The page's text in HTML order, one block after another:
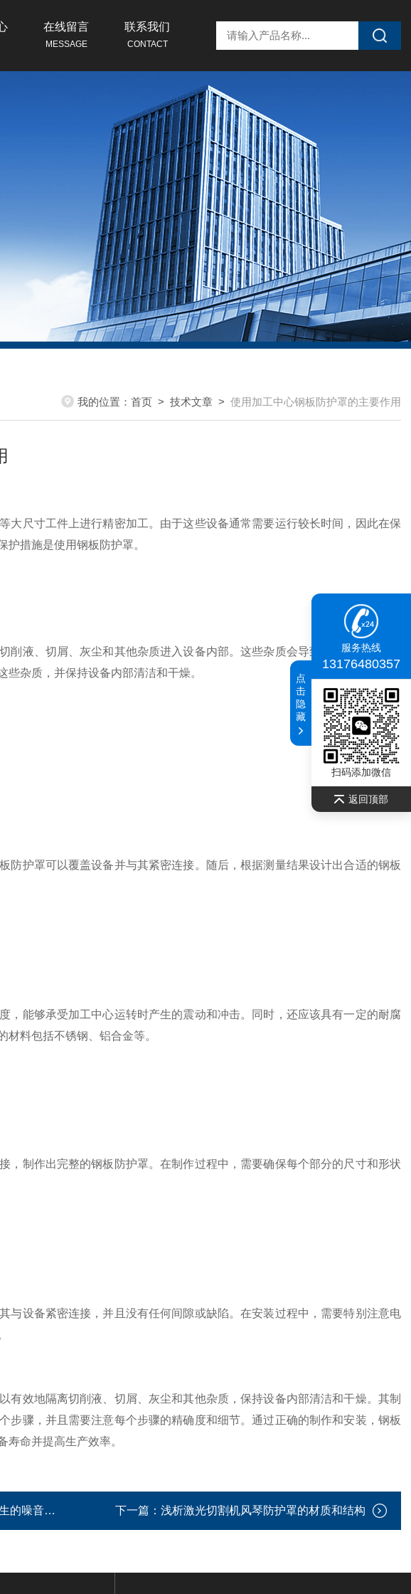
在线留言
MESSAGE
联系我们
CONTACT
我的位置： 首页 > 技术文章 > 使用加工中心钢板防护罩的主要作用
尺寸工件上进行精密加工。由于这些设备通常需要运行较长时间，因此在保
措施是使用钢板防护罩。
削液、切屑、灰尘和其他杂质进入设备内部。这些杂质会导致设备故障、减少
杂质，并保持设备内部清洁和干燥。
护罩可以覆盖设备并与其紧密连接。随后，根据测量结果设计出合适的钢板
能够承受加工中心运转时产生的震动和冲击。同时，还应该具有一定的耐腐
料包括不锈钢、铝合金等。
制作出完整的钢板防护罩。在制作过程中，需要确保每个部分的尺寸和形状
设备紧密连接，并且没有任何间隙或缺陷。在安装过程中，需要特别注意电
效地隔离切削液、切屑、灰尘和其他杂质，保持设备内部清洁和干燥。其制
步骤，并且需要注意每个步骤的精确度和细节。通过正确的制作和安装，钢板
寿命并提高生产效率。
环境的影响 下一篇： 浅析激光切割机风琴防护罩的材质和结构
服务热线
13176480357
扫码添加微信
返回顶部
点
击
隐
藏